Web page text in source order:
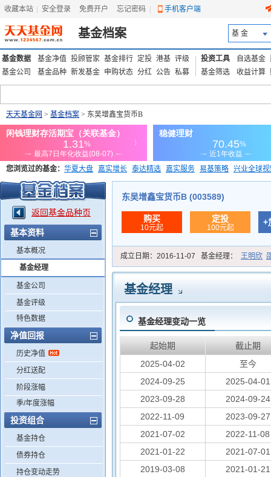
收藏本站 安全登录 免费开户 忘记密码 手机客户端
基金档案 基 金
基金数据 基金净值 投顾管家 基金排行 定投 港基 评级
基金公司
基金品种 新发基金 申购状态 分红 公告 私募
投资工具 自选基金
基金筛选
收益计算
天天基金网 > 基金档案 > 东吴增鑫宝货币B
您浏览过的基金： 华夏大盘 嘉实增长 泰达精选 嘉实服务 易基策略 兴业全球
添富优势 华安宏利 上证180价值ETF
返回基金品种页
基本资料
基本概况
基金经理
基金公司
基金评级
特色数据
净值回报
历史净值
分红送配
阶段涨幅
季/年度涨幅
投资组合
基金持仓
债券持仓
持仓变动走势
东吴增鑫宝货币B (003589)
购买
10元起
定投
100元起
+
成立日期： 2016-11-07 基金经理： 王明欣
基金经理
基金经理变动一览
起始期
截止期
2025-04-02
至今
2024-09-25
2025-04-01
2023-09-28
2024-09-24
2022-11-09
2023-09-27
2021-07-02
2022-11-08
2021-01-22
2021-07-01
2019-03-08
2021-01-21